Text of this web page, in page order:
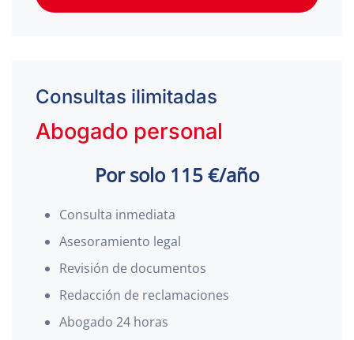
Consultas ilimitadas
Abogado personal
Por solo 115 €/año
Consulta inmediata
Asesoramiento legal
Revisión de documentos
Redacción de reclamaciones
Abogado 24 horas